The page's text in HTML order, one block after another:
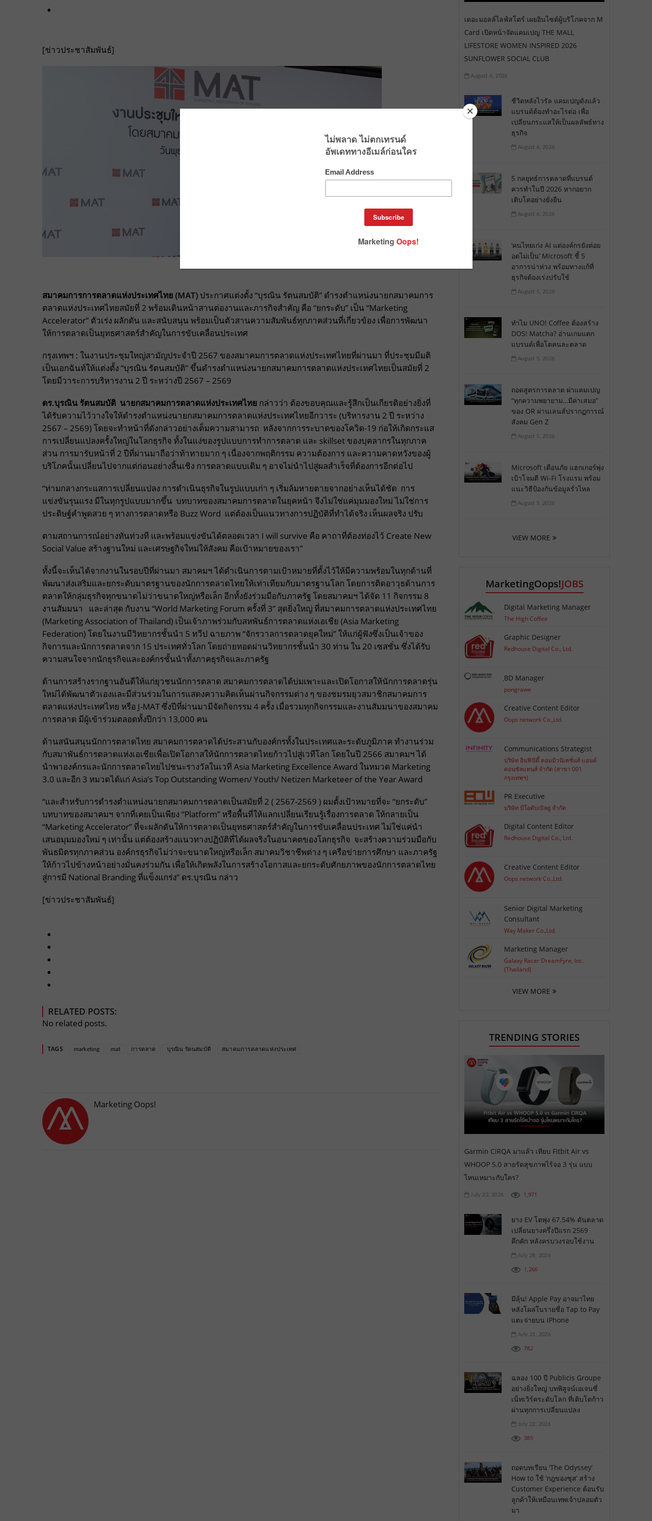
[ข่าวประชาสัมพันธ์]
สมาคมการการตลาดแห่งประเทศไทย (MAT) ประกาศแต่งตั้ง “บุรณิน รัตนสมบัติ” ดำรงตำแหน่งนายกสมาคมการ
ตลาดแห่งประเทศไทยสมัยที่ 2 พร้อมเดินหน้าสานต่องานและภารกิจสำคัญ คือ “ยกระดับ” เป็น “Marketing
Accelerator” ตัวเร่ง ผลักดัน และสนับสนุน พร้อมเป็นตัวสานความสัมพันธ์ทุกภาคส่วนที่เกี่ยวข้อง เพื่อการพัฒนา
ให้การตลาดเป็นยุทธศาสตร์สำคัญในการขับเคลื่อนประเทศ
กรุงเทพฯ : ในงานประชุมใหญ่สามัญประจำปี 2567 ของสมาคมการตลาดแห่งประเทศไทยที่ผ่านมา ที่ประชุมมีมติ
เป็นเอกฉันท์ให้แต่งตั้ง “บุรณิน รัตนสมบัติ” ขึ้นดำรงตำแหน่งนายกสมาคมการตลาดแห่งประเทศไทยเป็นสมัยที่ 2
โดยมีวาระการบริหารงาน 2 ปี ระหว่างปี 2567 – 2569
ดร.บุรณิน รัตนสมบัติ นายกสมาคมการตลาดแห่งประเทศไทย กล่าวว่า ต้องขอบคุณและรู้สึกเป็นเกียรติอย่างยิ่งที่
ได้รับความไว้วางใจให้ดำรงตำแหน่งนายกสมาคมการตลาดแห่งประเทศไทยอีกวาระ (บริหารงาน 2 ปี ระหว่าง
2567 – 2569) โดยจะทำหน้าที่ดังกล่าวอย่างเต็มความสามารถ หลังจากการระบาดของโควิด-19 ก่อให้เกิดกระแส
การเปลี่ยนแปลงครั้งใหญ่ในโลกธุรกิจ ทั้งในแง่ของรูปแบบการทำการตลาด และ skillset ของบุคลากรในทุกภาค
ส่วน การมารับหน้าที่ 2 ปีที่ผ่านมาถือว่าท้าทายมาก ๆ เนื่องจากพฤติกรรม ความต้องการ และความคาดหวังของผู้
บริโภคนั้นเปลี่ยนไปจากแต่ก่อนอย่างสิ้นเชิง การตลาดแบบเดิม ๆ อาจไม่นำไปสู่ผลสำเร็จที่ต้องการอีกต่อไป
“ท่ามกลางกระแสการเปลี่ยนแปลง การดำเนินธุรกิจในรูปแบบเก่า ๆ เริ่มล้มหายตายจากอย่างเห็นได้ชัด การ
แข่งขันรุนแรง มีในทุกรูปแบบมากขึ้น บทบาทของสมาคมการตลาดในยุคหน้า จึงไม่ใช่แค่มุมมองใหม่ ไม่ใช่การ
ประดิษฐ์คำพูดสวย ๆ ทางการตลาดหรือ Buzz Word แต่ต้องเป็นแนวทางการปฏิบัติที่ทำได้จริง เห็นผลจริง ปรับ
ตามสถานการณ์อย่างทันท่วงที และพร้อมแข่งขันได้ตลอดเวลา I will survive คือ คาถาที่ต้องท่องไว้ Create New
Social Value สร้างฐานใหม่ และเศรษฐกิจใหม่ให้สังคม คือเป้าหมายของเรา”
ทั้งนี้จะเห็นได้จากงานในรอบปีที่ผ่านมา สมาคมฯ ได้ดำเนินการตามเป้าหมายที่ตั้งไว้ให้มีความพร้อมในทุกด้านที่
พัฒนาส่งเสริมและยกระดับมาตรฐานของนักการตลาดไทยให้เท่าเทียมกับมาตรฐานโลก โดยการติดอาวุธด้านการ
ตลาดให้กลุ่มธุรกิจทุกขนาดไม่ว่าขนาดใหญ่หรือเล็ก อีกทั้งยังร่วมมือกับภาครัฐ โดยสมาคมฯ ได้จัด 11 กิจกรรม 8
งานสัมมนา และล่าสุด กับงาน “World Marketing Forum ครั้งที่ 3” สุดยิ่งใหญ่ ที่สมาคมการตลาดแห่งประเทศไทย
(Marketing Association of Thailand) เป็นเจ้าภาพร่วมกับสหพันธ์การตลาดแห่งเอเชีย (Asia Marketing
Federation) โดยในงานมีวิทยากรชั้นนำ 5 ทวีป ฉายภาพ “จักรวาลการตลาดยุคใหม่” ให้แก่ผู้ฟังซึ่งเป็นเจ้าของ
กิจการและนักการตลาดจาก 15 ประเทศทั่วโลก โดยถ่ายทอดผ่านวิทยากรชั้นนำ 30 ท่าน ใน 20 เซสชั่น ซึ่งได้รับ
ความสนใจจากนักธุรกิจและองค์กรชั้นนำทั้งภาคธุรกิจและภาครัฐ
ด้านการสร้างรากฐานอันดีให้แก่ยุวชนนักการตลาด สมาคมการตลาดได้บ่มเพาะและเปิดโอกาสให้นักการตลาดรุ่น
ใหม่ได้พัฒนาตัวเองและมีส่วนร่วมในการแสดงความคิดเห็นผ่านกิจกรรมต่าง ๆ ของชมรมยุวสมาชิกสมาคมการ
ตลาดแห่งประเทศไทย หรือ J-MAT ซึ่งปีที่ผ่านมามีจัดกิจกรรม 4 ครั้ง เมื่อรวมทุกกิจกรรมและงานสัมมนาของสมาคม
การตลาด มีผู้เข้าร่วมตลอดทั้งปีกว่า 13,000 คน
ด้านสนันสนุนนักการตลาดไทย สมาคมการตลาดได้ประสานกับองค์กรทั้งในประเทศและระดับภูมิภาค ทำงานร่วม
กับสมาพันธ์การตลาดแห่งเอเชียเพื่อเปิดโอกาสให้นักการตลาดไทยก้าวไปสู่เวทีโลก โดยในปี 2566 สมาคมฯ ได้
นำพาองค์กรและนักการตลาดไทยไปชนะรางวัลในเวที Asia Marketing Excellence Award ในหมวด Marketing
3.0 และอีก 3 หมวดได้แก่ Asia’s Top Outstanding Women/ Youth/ Netizen Marketeer of the Year Award
“และสำหรับการดำรงตำแหน่งนายกสมาคมการตลาดเป็นสมัยที่ 2 ( 2567-2569 ) ผมตั้งเป้าหมายที่จะ “ยกระดับ”
บทบาทของสมาคมฯ จากที่เคยเป็นเพียง “Platform” หรือพื้นที่ให้แลกเปลี่ยนเรียนรู้เรื่องการตลาด ให้กลายเป็น
“Marketing Accelerator” ที่จะผลักดันให้การตลาดเป็นยุทธศาสตร์สำคัญในการขับเคลื่อนประเทศ ไม่ใช่แค่นำ
เสนอมุมมองใหม่ ๆ เท่านั้น แต่ต้องสร้างแนวทางปฏิบัติที่ได้ผลจริงในอนาคตของโลกธุรกิจ จะสร้างความร่วมมือกับ
พันธมิตรทุกภาคส่วน องค์กรธุรกิจไม่ว่าจะขนาดใหญ่หรือเล็ก สมาคมวิชาชีพต่าง ๆ เครือข่ายการศึกษา และภาครัฐ
ให้ก้าวไปข้างหน้าอย่างมั่นคงร่วมกัน เพื่อให้เกิดพลังในการสร้างโอกาสและยกระดับศักยภาพของนักการตลาดไทย
สู่การมี National Branding ที่แข็งแกร่ง” ดร.บุรณิน กล่าว
[ข่าวประชาสัมพันธ์]
RELATED POSTS:
No related posts.
TAGS marketing mat การตลาด บุรณิน รัตนสมบัติ สมาคมการตลาดแห่งประเทศ
Marketing Oops!
เดอะมอลล์ไลฟ์สโตร์ เผยอินไซต์ผู้บริโภคจาก M
Card เปิดหน้าจัดแคมเปญ THE MALL
LIFESTORE WOMEN INSPIRED 2026
SUNFLOWER SOCIAL CLUB
August 6, 2026
ชีวิตหลังไวรัล แคมเปญดังแล้ว
แบรนด์ต้องทำอะไรต่อ เพื่อ
เปลี่ยนกระแสให้เป็นผลลัพธ์ทาง
ธุรกิจ
August 6, 2026
5 กลยุทธ์การตลาดที่แบรนด์
ควรทำในปี 2026 หากอยาก
เติบโตอย่างยั่งยืน
August 6, 2026
‘คนไทยเก่ง AI แต่องค์กรยังต่อย
อดไม่เป็น’ Microsoft ชี้ 5
อาการน่าห่วง พร้อมทางแก้ที่
ธุรกิจต้องเร่งปรับใช้
August 5, 2026
ทำไม UNO! Coffee ต้องสร้าง
DOS! Matcha? อ่านเกมแตก
แบรนด์เพื่อโตคนละตลาด
August 5, 2026
ถอดสูตรการตลาด ผ่าแคมเปญ
“ทุกความพยายาม…มีค่าเสมอ”
ของ OR ผ่านเลนส์ปรากฏการณ์
สังคม Gen Z
August 5, 2026
Microsoft เตือนภัย แฮกเกอร์พุ่ง
เป้าโจมตี Wi-Fi โรงแรม พร้อม
แนะวิธีป้องกันข้อมูลรั่วไหล
August 5, 2026
VIEW MORE
MarketingOops!JOBS
Digital Marketing Manager
The High Coffee
Graphic Designer
Redhouse Digital Co., Ltd.
ฺBD Manager
pongrawe
Creative Content Editor
Oops network Co.,Ltd.
Communications Strategist
บริษัท อินฟินิตี้ คอมมิวนิเคชั่นส์ แอนด์
คอนซัลแทนส์ จำกัด (สาขา 001
กรุงเทพฯ)
PR Executive
บริษัท บีโอดับเบิลยู จำกัด
Digital Content Editor
Redhouse Digital Co., Ltd.
Creative Content Editor
Oops network Co.,Ltd.
Senior Digital Marketing
Consultant
Way Maker Co.,Ltd.
Marketing Manager
Galaxy Racer DreamFyre, Inc.
(Thailand)
VIEW MORE
TRENDING STORIES
Garmin CIRQA มาแล้ว เทียบ Fitbit Air vs
WHOOP 5.0 สายรัดสุขภาพไร้จอ 3 รุ่น แบบ
ไหนเหมาะกับใคร?
July 22, 2026 1,971
ยาง EV โตพุ่ง 67.54% ดันตลาด
เปลี่ยนยางครึ่งปีแรก 2569
คึกคัก หลังครบวงรอบใช้งาน
July 28, 2026
1,266
มีลุ้น! Apple Pay อาจมาไทย
หลังโผล่ในรายชื่อ Tap to Pay
แตะจ่ายบน iPhone
July 21, 2026
782
ฉลอง 100 ปี Publicis Groupe
อย่างยิ่งใหญ่ บทพิสูจน์เอเจนซี่
เน็ทเวิร์คระดับโลก ที่เติบโตก้าว
ผ่านทุกการเปลี่ยนแปลง
July 22, 2026
385
ถอดบทเรียน ‘The Odyssey’
How to ใช้ ‘กฎของซุส’ สร้าง
Customer Experience ต้อนรับ
ลูกค้าให้เหมือนเทพเจ้าปลอมตัว
มา